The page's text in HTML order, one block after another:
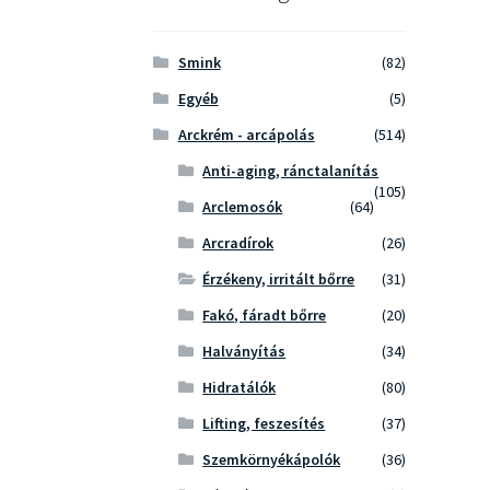
Smink
(82)
Egyéb
(5)
Arckrém - arcápolás
(514)
Anti-aging, ránctalanítás
(105)
Arclemosók
(64)
Arcradírok
(26)
Érzékeny, irritált bőrre
(31)
Fakó, fáradt bőrre
(20)
Halványítás
(34)
Hidratálók
(80)
Lifting, feszesítés
(37)
Szemkörnyékápolók
(36)